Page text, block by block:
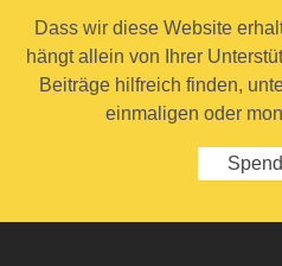
Dass wir diese Website
hängt allein von Ihrer
Beiträge hilfreich finden,
einmaligen oder